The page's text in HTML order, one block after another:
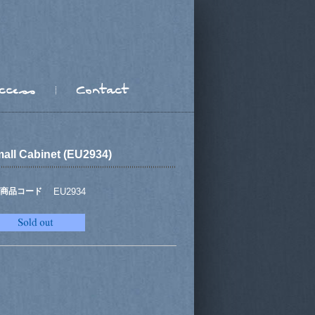
Cabinet (EU2934)
商品コード EU2934